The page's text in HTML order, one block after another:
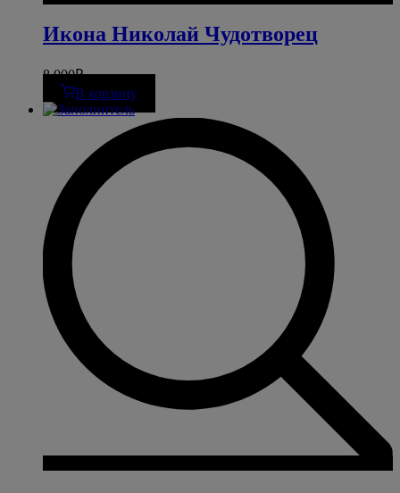
Икона Николай Чудотворец
8 000₽
В корзину